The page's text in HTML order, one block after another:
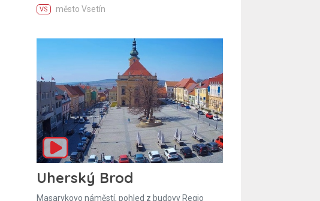
VS město Vsetín
Uherský Brod
Masarykovo náměstí, pohled z budovy Regio